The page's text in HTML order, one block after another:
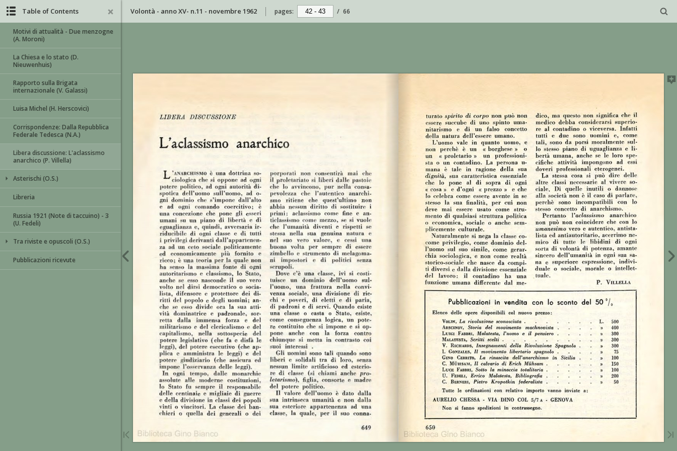
Volontà - anno XV- n.11 - novembre 1962 pages: / 66
Table of Contents
Motivi di attualità - Due menzogne
(A. Moroni)
La Chiesa e lo stato (D.
Nieuwenhuis)
Rapporto sulla Brigata
internazionale (V. Galassi)
Luisa Michel (H. Herscovici)
Corrispondenze: Dalla Repubblica
Federale Tedesca (N.A.)
Libera discussione: L'aclassismo
anarchico (P. Villella)
Asterischi (O.S.)
Libreria
Russia 1921 (Note di taccuino) - 3
(U. Fedeli)
Tra riviste e opuscoli (O.S.)
Pubblicazioni ricevute